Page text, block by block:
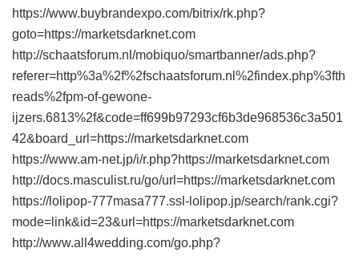
https://www.buybrandexpo.com/bitrix/rk.php?
goto=https://marketsdarknet.com
http://schaatsforum.nl/mobiquo/smartbanner/ads.php?
referer=http%3a%2f%2fschaatsforum.nl%2findex.php%3fth
reads%2fpm-of-gewone-
ijzers.6813%2f&code=ff699b97293cf6b3de968536c3a501
42&board_url=https://marketsdarknet.com
https://www.am-net.jp/i/r.php?https://marketsdarknet.com
http://docs.masculist.ru/go/url=https://marketsdarknet.com
https://lolipop-777masa777.ssl-lolipop.jp/search/rank.cgi?
mode=link&id=23&url=https://marketsdarknet.com
http://www.all4wedding.com/go.php?